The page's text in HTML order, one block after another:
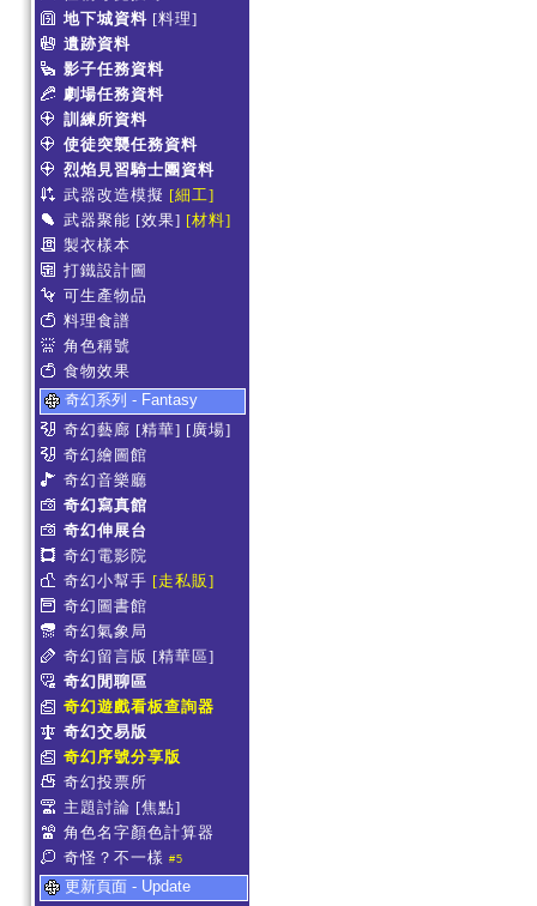
地下城資料 [料理]
遺跡資料
影子任務資料
劇場任務資料
訓練所資料
使徒突襲任務資料
烈焰見習騎士團資料
武器改造模擬 [細工]
武器聚能 [效果] [材料]
製衣樣本
打鐵設計圖
可生產物品
料理食譜
角色稱號
食物效果
奇幻系列 - Fantasy
奇幻藝廊 [精華] [廣場]
奇幻繪圖館
奇幻音樂廳
奇幻寫真館
奇幻伸展台
奇幻電影院
奇幻小幫手 [走私販]
奇幻圖書館
奇幻氣象局
奇幻留言版 [精華區]
奇幻閒聊區
奇幻遊戲看板查詢器
奇幻交易版
奇幻序號分享版
奇幻投票所
主題討論 [焦點]
角色名字顏色計算器
奇怪？不一樣 #5
更新頁面 - Update